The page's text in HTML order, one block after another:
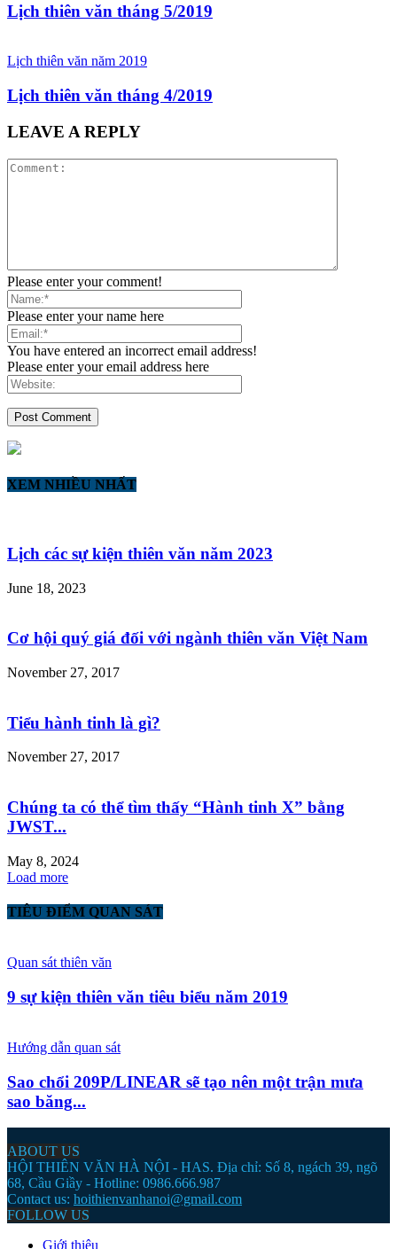
Lịch thiên văn tháng 5/2019
Lịch thiên văn năm 2019
Lịch thiên văn tháng 4/2019
LEAVE A REPLY
Please enter your comment!
Please enter your name here
You have entered an incorrect email address!
Please enter your email address here
XEM NHIỀU NHẤT
Lịch các sự kiện thiên văn năm 2023
June 18, 2023
Cơ hội quý giá đối với ngành thiên văn Việt Nam
November 27, 2017
Tiểu hành tinh là gì?
November 27, 2017
Chúng ta có thể tìm thấy “Hành tinh X” bằng
JWST...
May 8, 2024
Load more
TIÊU ĐIỂM QUAN SÁT
Quan sát thiên văn
9 sự kiện thiên văn tiêu biểu năm 2019
Hướng dẫn quan sát
Sao chổi 209P/LINEAR sẽ tạo nên một trận mưa
sao băng...
ABOUT US
HỘI THIÊN VĂN HÀ NỘI - HAS. Địa chỉ: Số 8, ngách 39, ngõ
68, Cầu Giầy - Hotline: 0986.666.987
Contact us: hoithienvanhanoi@gmail.com
FOLLOW US
Giới thiệu